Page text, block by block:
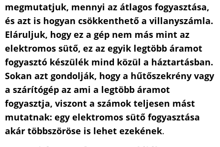
megmutatjuk, mennyi az átlagos fogyasztása,
és azt is hogyan csökkenthető a villanyszámla.
Eláruljuk, hogy ez a gép nem más mint az
elektromos sütő, ez az egyik legtöbb áramot
fogyasztó készülék mind közül a háztartásban.
Sokan azt gondolják, hogy a hűtőszekrény vagy
a szárítógép az ami a legtöbb áramot
fogyasztja, viszont a számok teljesen mást
mutatnak: egy elektromos sütő fogyasztása
akár többszöröse is lehet ezekének.